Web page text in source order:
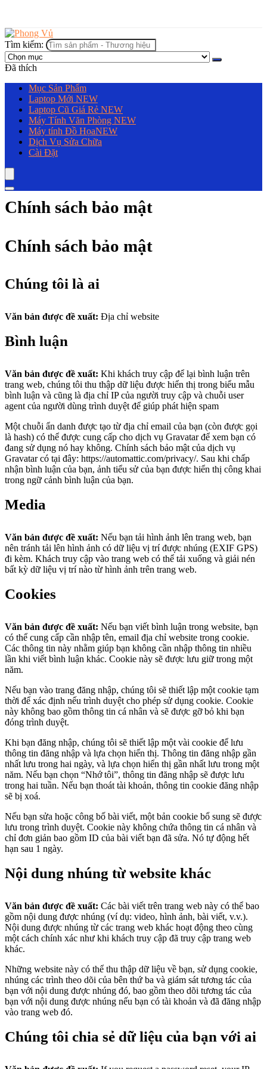
Tìm kiếm:
Đã thích
Mục Sản Phẩm
Laptop Mới NEW
Laptop Cũ Giá Rẻ NEW
Máy Tính Văn Phòng NEW
Máy tính Đồ HọaNEW
Dịch Vụ Sửa Chữa
Cài Đặt
Chính sách bảo mật
Chính sách bảo mật
Chúng tôi là ai
Văn bản được đề xuất: Địa chỉ website
Bình luận
Văn bản được đề xuất: Khi khách truy cập để lại bình luận trên
trang web, chúng tôi thu thập dữ liệu được hiển thị trong biểu mẫu
bình luận và cũng là địa chỉ IP của người truy cập và chuỗi user
agent của người dùng trình duyệt để giúp phát hiện spam
Một chuỗi ẩn danh được tạo từ địa chỉ email của bạn (còn được gọi
là hash) có thể được cung cấp cho dịch vụ Gravatar để xem bạn có
đang sử dụng nó hay không. Chính sách bảo mật của dịch vụ
Gravatar có tại đây: https://automattic.com/privacy/. Sau khi chấp
nhận bình luận của bạn, ảnh tiểu sử của bạn được hiển thị công khai
trong ngữ cảnh bình luận của bạn.
Media
Văn bản được đề xuất: Nếu bạn tải hình ảnh lên trang web, bạn
nên tránh tải lên hình ảnh có dữ liệu vị trí được nhúng (EXIF GPS)
đi kèm. Khách truy cập vào trang web có thể tải xuống và giải nén
bất kỳ dữ liệu vị trí nào từ hình ảnh trên trang web.
Cookies
Văn bản được đề xuất: Nếu bạn viết bình luận trong website, bạn
có thể cung cấp cần nhập tên, email địa chỉ website trong cookie.
Các thông tin này nhằm giúp bạn không cần nhập thông tin nhiều
lần khi viết bình luận khác. Cookie này sẽ được lưu giữ trong một
năm.
Nếu bạn vào trang đăng nhập, chúng tôi sẽ thiết lập một cookie tạm
thời để xác định nếu trình duyệt cho phép sử dụng cookie. Cookie
này không bao gồm thông tin cá nhân và sẽ được gỡ bỏ khi bạn
đóng trình duyệt.
Khi bạn đăng nhập, chúng tôi sẽ thiết lập một vài cookie để lưu
thông tin đăng nhập và lựa chọn hiển thị. Thông tin đăng nhập gần
nhất lưu trong hai ngày, và lựa chọn hiển thị gần nhất lưu trong một
năm. Nếu bạn chọn “Nhớ tôi”, thông tin đăng nhập sẽ được lưu
trong hai tuần. Nếu bạn thoát tài khoản, thông tin cookie đăng nhập
sẽ bị xoá.
Nếu bạn sửa hoặc công bố bài viết, một bản cookie bổ sung sẽ được
lưu trong trình duyệt. Cookie này không chứa thông tin cá nhân và
chỉ đơn giản bao gồm ID của bài viết bạn đã sửa. Nó tự động hết
hạn sau 1 ngày.
Nội dung nhúng từ website khác
Văn bản được đề xuất: Các bài viết trên trang web này có thể bao
gồm nội dung được nhúng (ví dụ: video, hình ảnh, bài viết, v.v.).
Nội dung được nhúng từ các trang web khác hoạt động theo cùng
một cách chính xác như khi khách truy cập đã truy cập trang web
khác.
Những website này có thể thu thập dữ liệu về bạn, sử dụng cookie,
nhúng các trình theo dõi của bên thứ ba và giám sát tương tác của
bạn với nội dung được nhúng đó, bao gồm theo dõi tương tác của
bạn với nội dung được nhúng nếu bạn có tài khoản và đã đăng nhập
vào trang web đó.
Chúng tôi chia sẻ dữ liệu của bạn với ai